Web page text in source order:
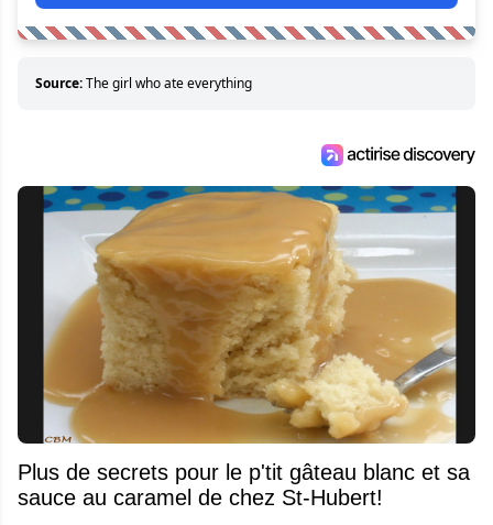
Source:The girl who ate everything
Plus de secrets pour le p'tit gâteau blanc et sa
sauce au caramel de chez St-Hubert!